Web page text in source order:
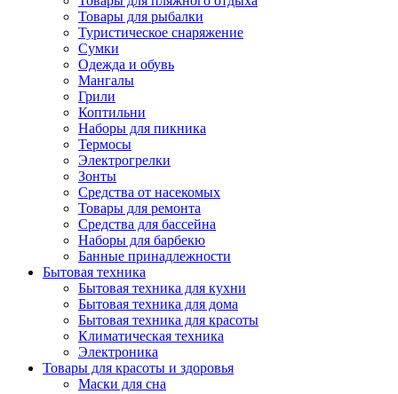
Товары для рыбалки
Туристическое снаряжение
Сумки
Одежда и обувь
Мангалы
Грили
Коптильни
Наборы для пикника
Термосы
Электрогрелки
Зонты
Средства от насекомых
Товары для ремонта
Средства для бассейна
Наборы для барбекю
Банные принадлежности
Бытовая техника
Бытовая техника для кухни
Бытовая техника для дома
Бытовая техника для красоты
Климатическая техника
Электроника
Товары для красоты и здоровья
Маски для сна